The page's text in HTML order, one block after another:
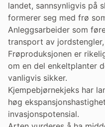
landet, sannsynligvis på
formerer seg med frø
Anleggsarbeider som
transport av
Frøproduksjonen er
om en del enkeltplanter
vanligvis sikker.
Kjempebjørnekjeks har
høg
invasjonspotensial.